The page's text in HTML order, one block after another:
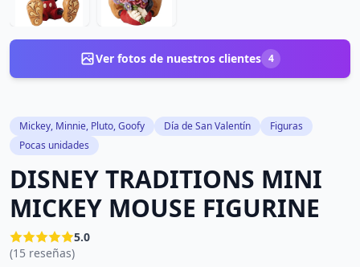
Ver fotos de nuestros clientes 4
Mickey, Minnie, Pluto, Goofy Día de San Valentín
Figuras
Pocas unidades
DISNEY TRADITIONS MINI
MICKEY MOUSE FIGURINE
5.0
(15 reseñas)